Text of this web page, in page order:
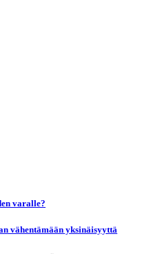
varalle?
vähentämään yksinäisyyttä